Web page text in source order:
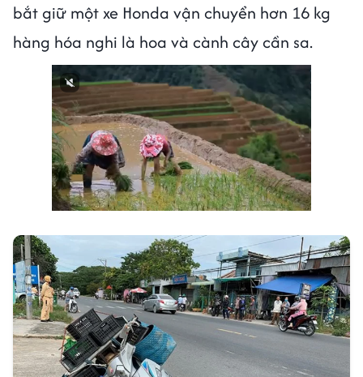
bắt giữ một xe Honda vận chuyển hơn 16 kg
hàng hóa nghi là hoa và cành cây cần sa.